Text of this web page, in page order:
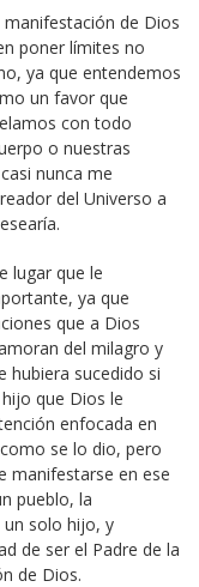
de Dios
poner límites no
ya que entendemos
un favor que
con todo
o nuestras
nunca me
del Universo a
lugar que le
ya que
que a Dios
del milagro y
hubiera sucedido si
que Dios le
enfocada en
se lo dio, pero
manifestarse en ese
pueblo, la
solo hijo, y
de ser el Padre de la
de Dios.